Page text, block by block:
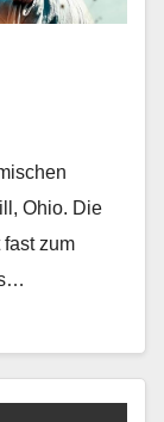
Ohio. Die
zum